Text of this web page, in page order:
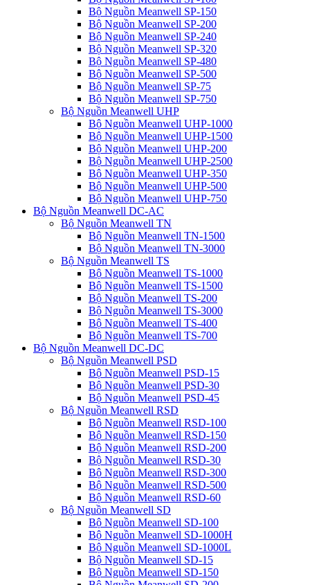
Bộ Nguồn Meanwell SP-150
Bộ Nguồn Meanwell SP-200
Bộ Nguồn Meanwell SP-240
Bộ Nguồn Meanwell SP-320
Bộ Nguồn Meanwell SP-480
Bộ Nguồn Meanwell SP-500
Bộ Nguồn Meanwell SP-75
Bộ Nguồn Meanwell SP-750
Bộ Nguồn Meanwell UHP
Bộ Nguồn Meanwell UHP-1000
Bộ Nguồn Meanwell UHP-1500
Bộ Nguồn Meanwell UHP-200
Bộ Nguồn Meanwell UHP-2500
Bộ Nguồn Meanwell UHP-350
Bộ Nguồn Meanwell UHP-500
Bộ Nguồn Meanwell UHP-750
Bộ Nguồn Meanwell DC-AC
Bộ Nguồn Meanwell TN
Bộ Nguồn Meanwell TN-1500
Bộ Nguồn Meanwell TN-3000
Bộ Nguồn Meanwell TS
Bộ Nguồn Meanwell TS-1000
Bộ Nguồn Meanwell TS-1500
Bộ Nguồn Meanwell TS-200
Bộ Nguồn Meanwell TS-3000
Bộ Nguồn Meanwell TS-400
Bộ Nguồn Meanwell TS-700
Bộ Nguồn Meanwell DC-DC
Bộ Nguồn Meanwell PSD
Bộ Nguồn Meanwell PSD-15
Bộ Nguồn Meanwell PSD-30
Bộ Nguồn Meanwell PSD-45
Bộ Nguồn Meanwell RSD
Bộ Nguồn Meanwell RSD-100
Bộ Nguồn Meanwell RSD-150
Bộ Nguồn Meanwell RSD-200
Bộ Nguồn Meanwell RSD-30
Bộ Nguồn Meanwell RSD-300
Bộ Nguồn Meanwell RSD-500
Bộ Nguồn Meanwell RSD-60
Bộ Nguồn Meanwell SD
Bộ Nguồn Meanwell SD-100
Bộ Nguồn Meanwell SD-1000H
Bộ Nguồn Meanwell SD-1000L
Bộ Nguồn Meanwell SD-15
Bộ Nguồn Meanwell SD-150